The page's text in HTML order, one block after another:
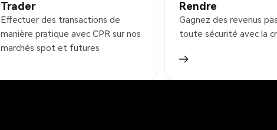
Trader
Effectuer des transactions de
manière pratique avec CPR sur nos
marchés spot et futures
Rendre
Gagnez des revenus
toute sécurité avec la